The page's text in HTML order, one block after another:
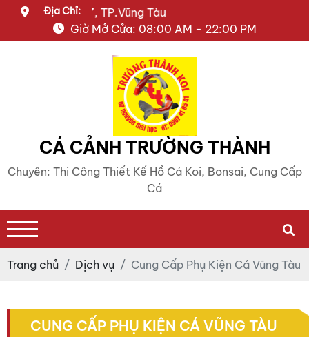
Địa Chỉ:
Thái Học, P.7, TP.Vũng Tàu
Giờ Mở Cửa: 08:00 AM - 22:00 PM
CÁ CẢNH TRƯỜNG THÀNH
Chuyên: Thi Công Thiết Kế Hồ Cá Koi, Bonsai, Cung Cấp
Cá
Trang chủ Dịch vụ Cung Cấp Phụ Kiện Cá Vũng Tàu
CUNG CẤP PHỤ KIỆN CÁ VŨNG TÀU